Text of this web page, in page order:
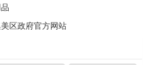
区政府官方网站